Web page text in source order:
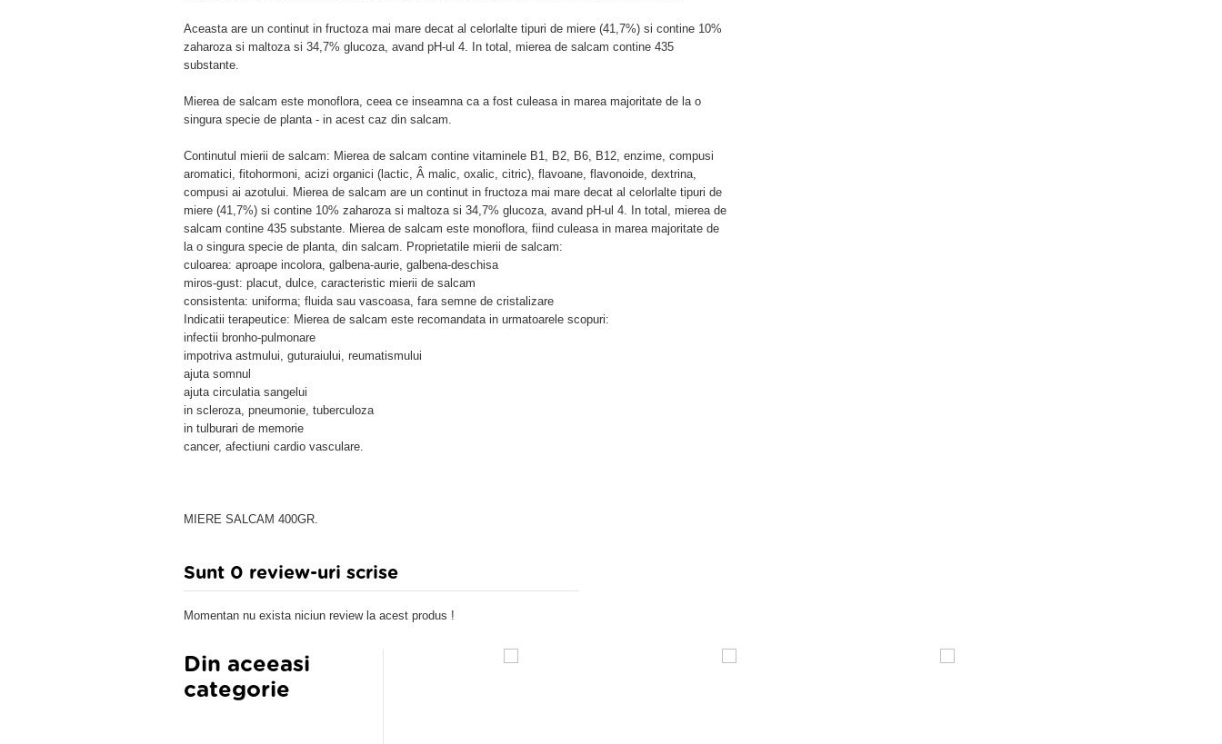
Aceasta are un continut in fructoza mai mare decat al celorlalte tipuri de miere (41,7%) si contine 10%
zaharoza si maltoza si 34,7% glucoza, avand pH-ul 4. In total, mierea de salcam contine 435
substante.
Mierea de salcam este monoflora, ceea ce inseamna ca a fost culeasa in marea majoritate de la o
singura specie de planta - in acest caz din salcam.
Continutul mierii de salcam: Mierea de salcam contine vitaminele B1, B2, B6, B12, enzime, compusi
aromatici, fitohormoni, acizi organici (lactic, Â malic, oxalic, citric), flavoane, flavonoide, dextrina,
compusi ai azotului. Mierea de salcam are un continut in fructoza mai mare decat al celorlalte tipuri de
miere (41,7%) si contine 10% zaharoza si maltoza si 34,7% glucoza, avand pH-ul 4. In total, mierea de
salcam contine 435 substante. Mierea de salcam este monoflora, fiind culeasa in marea majoritate de
la o singura specie de planta, din salcam. Proprietatile mierii de salcam:
culoarea: aproape incolora, galbena-aurie, galbena-deschisa
miros-gust: placut, dulce, caracteristic mierii de salcam
consistenta: uniforma; fluida sau vascoasa, fara semne de cristalizare
Indicatii terapeutice: Mierea de salcam este recomandata in urmatoarele scopuri:
infectii bronho-pulmonare
impotriva astmului, guturaiului, reumatismului
ajuta somnul
ajuta circulatia sangelui
in scleroza, pneumonie, tuberculoza
in tulburari de memorie
cancer, afectiuni cardio vasculare.
MIERE SALCAM 400GR.
Sunt 0 review-uri scrise
Momentan nu exista niciun review la acest produs !
Din aceeasi
categorie